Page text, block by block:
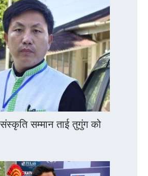
सम्मान ताई तुगुंग को